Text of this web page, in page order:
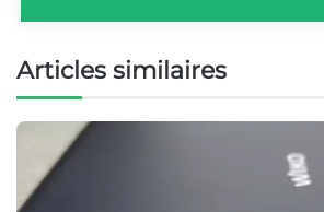
Articles similaires